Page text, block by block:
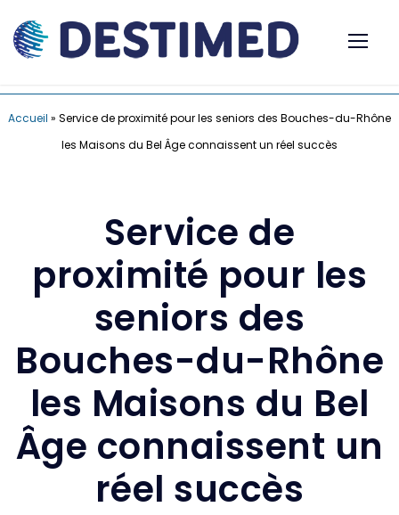
Accueil » Service de proximité pour les seniors des Bouches-du-Rhône
les Maisons du Bel Âge connaissent un réel succès
Service de
proximité pour les
seniors des
Bouches-du-Rhône
les Maisons du Bel
Âge connaissent un
réel succès